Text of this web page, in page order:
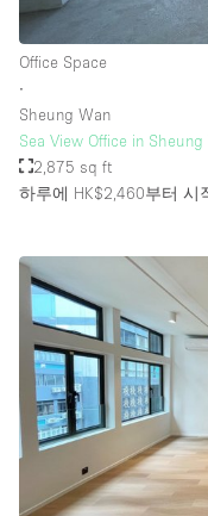
Office Space
∙
Sheung Wan
Sea View Office in Sheung
2,875 sq ft
하루에 HK$2,460부터 시